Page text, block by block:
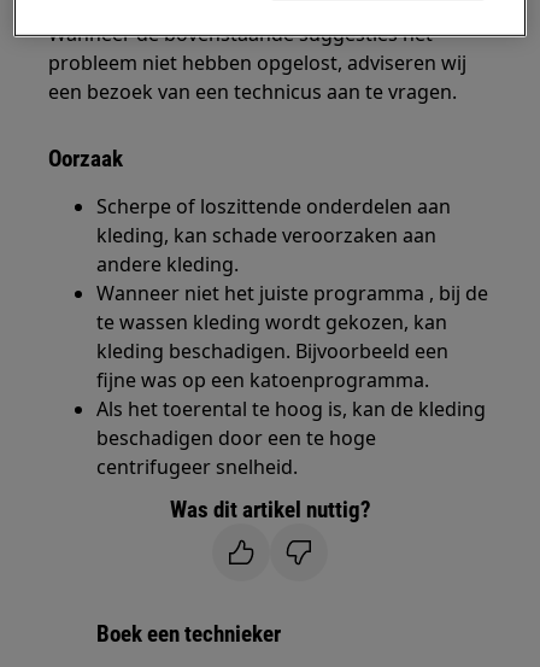
Wanneer de bovenstaande suggesties het
probleem niet hebben opgelost, adviseren wij
een bezoek van een technicus aan te vragen.
Oorzaak
Scherpe of loszittende onderdelen aan
kleding, kan schade veroorzaken aan
andere kleding.
Wanneer niet het juiste programma , bij de
te wassen kleding wordt gekozen, kan
kleding beschadigen. Bijvoorbeeld een
fijne was op een katoenprogramma.
Als het toerental te hoog is, kan de kleding
beschadigen door een te hoge
centrifugeer snelheid.
Was dit artikel nuttig?
Boek een technieker